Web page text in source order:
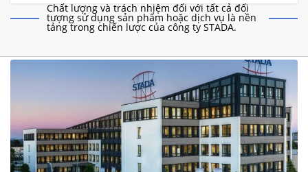
Chất lượng và trách nhiệm đối với tất cả đối
tượng sử dụng sản phẩm hoặc dịch vụ là nền
tảng trong chiến lược của công ty STADA.